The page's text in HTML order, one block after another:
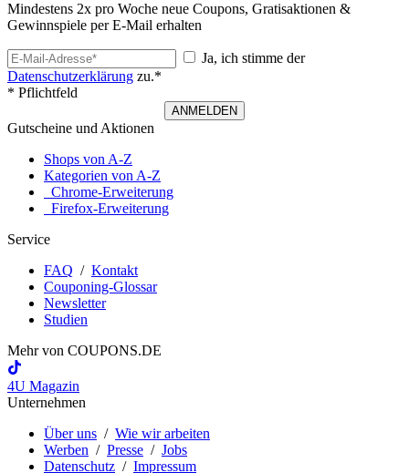
Mindestens 2x pro Woche neue Coupons, Gratisaktionen &
Gewinnspiele per E-Mail erhalten
Ja, ich stimme der
Datenschutzerklärung zu.*
* Pflichtfeld
ANMELDEN
Gutscheine und Aktionen
Shops von A-Z
Kategorien von A-Z
Chrome-Erweiterung
Firefox-Erweiterung
Service
FAQ / Kontakt
Couponing-Glossar
Newsletter
Studien
Mehr von COUPONS.DE
4U Magazin
Unternehmen
Über uns / Wie wir arbeiten
Werben / Presse / Jobs
Datenschutz / Impressum